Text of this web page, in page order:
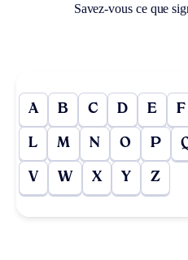
Savez-vous ce que
A B C D E F
L M N O P
V W X Y Z